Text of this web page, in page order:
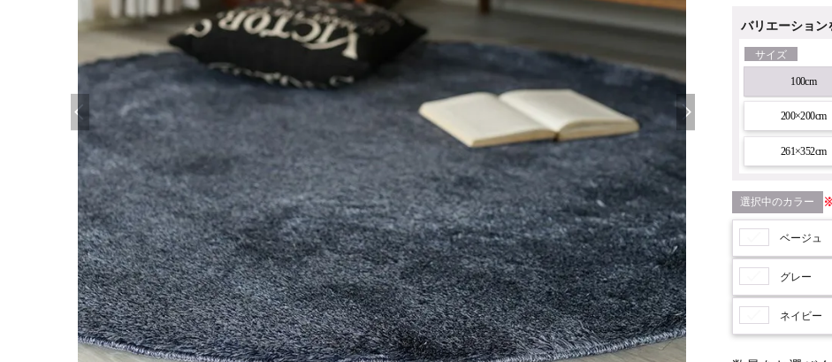
バリエーション
サイズ
100cm
200×200cm
261×352cm
カラー
ベージュ
グレー
ネイビー